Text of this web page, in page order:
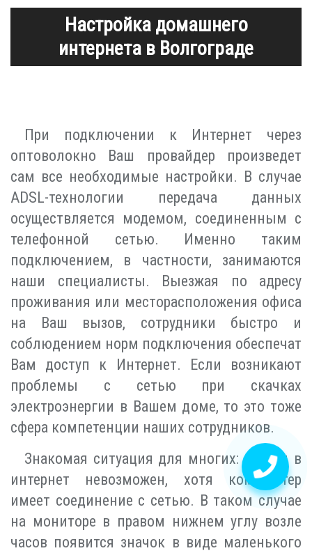
Настройка домашнего
интернета в Волгограде
При подключении к Интернет через
оптоволокно Ваш провайдер произведет
сам все необходимые настройки. В случае
ADSL-технологии передача данных
осуществляется модемом, соединенным с
телефонной сетью. Именно таким
подключением, в частности, занимаются
наши специалисты. Выезжая по адресу
проживания или месторасположения офиса
на Ваш вызов, сотрудники быстро и
соблюдением норм подключения обеспечат
Вам доступ к Интернет. Если возникают
проблемы с сетью при скачках
электроэнергии в Вашем доме, то это тоже
сфера компетенции наших сотрудников.
Знакомая ситуация для многих: доступ в
интернет невозможен, хотя компьютер
имеет соединение с сетью. В таком случае
на мониторе в правом нижнем углу возле
часов появится значок в виде маленького